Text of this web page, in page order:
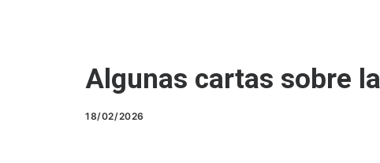
Algunas cartas sobre
18/02/2026